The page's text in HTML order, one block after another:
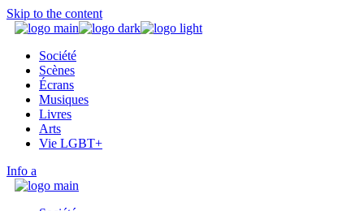
Skip to the content
Société
Scènes
Écrans
Musiques
Livres
Arts
Vie LGBT+
Info